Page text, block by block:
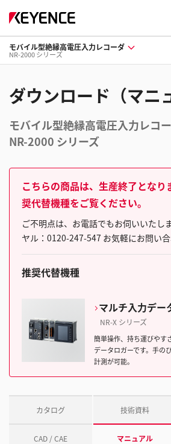
モバイル型絶縁高電圧入力レコーダ
NR-2000 シリーズ
ダウンロード（マニ
モバイル型絶縁高電圧入力レコ
NR-2000 シリーズ
こちらの商品は、生産終了となり
奨代替機種をご覧ください。
ご不明点は、お電話でもお伺いいたし
ヤル：0120-247-547 お気軽にお問い合
推奨代替機種
マルチ入力デー
NR-X シリーズ
簡単操作、持ち運びやす
データロガーです。手の
計測が可能。
カタログ 技術資料
CAD / CAE マニュアル